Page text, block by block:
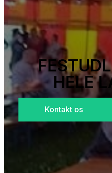
HELE
Kontakt os